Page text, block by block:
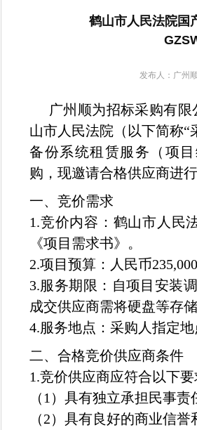
鹤山市人民法院国
发布人：广州
广州顺为招标采购有
山市人民法院（以下简称
备份系统租赁服务（项目
购，现邀请合格供应商进
一、竞价需求
1.竞价内容：鹤山市人民
《项目需求书》。
2.项目预算：人民币
3.服务期限：自项目安装
成交供应商需将硬盘等存
4.服务地点：采购人指定
二、合格竞价供应商条件
1.竞价供应商应符合以下
（1）具有独立承担民事
（2）具有良好的商业信